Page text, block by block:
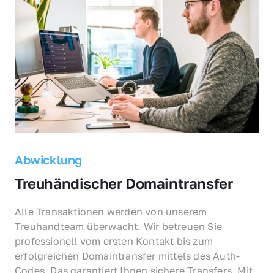
Abwicklung
Treuhändischer Domaintransfer
Alle Transaktionen werden von unserem
Treuhandteam überwacht. Wir betreuen Sie
professionell vom ersten Kontakt bis zum
erfolgreichen Domaintransfer mittels des Auth-
Codes. Das garantiert Ihnen sichere Transfers. Mit